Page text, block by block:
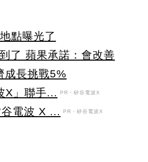
點曝光了
了 蘋果承諾：會改善
成長挑戰5%
X」聯手...
PR・矽谷電波X
電波 X ... PR・矽谷電波X